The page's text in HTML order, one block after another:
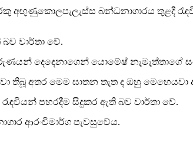
බන්ධනාගාරය තුළදී
වාර්තා වේ.
දෙදෙනාගෙන් යොමේෂ් නැමැත්තාගේ
තිබූ අතර මෙම ඝාතන තැත ද ඔහු
පහරදීම සිදුකර ඇති බව වාර්තා වේ.
ආරංචිමාර්ග පැවසුවේය.